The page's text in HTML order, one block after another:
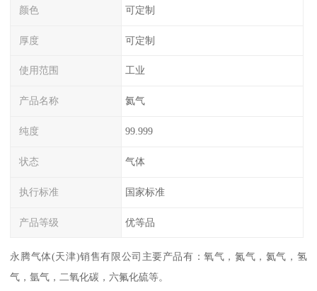
颜色 可定制
厚度 可定制
使用范围 工业
产品名称 氦气
纯度 99.999
状态 气体
执行标准 国家标准
产品等级 优等品
永腾气体(天津)销售有限公司主要产品有：氧气，氮气，氦气，氢
气，氩气，二氧化碳，六氟化硫等。